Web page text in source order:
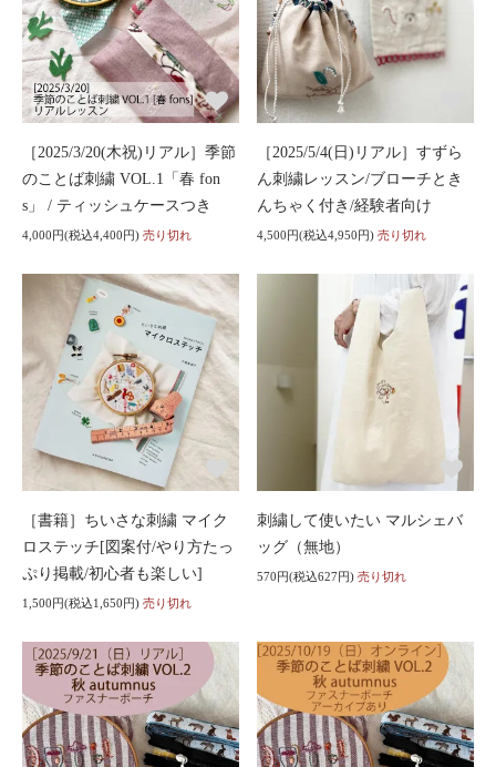
［2025/3/20(木祝)リアル］季節
のことば刺繍 VOL.1「春 fon
s」 / ティッシュケースつき
4,000円(税込4,400円) 売り切れ
［2025/5/4(日)リアル］すずら
ん刺繍レッスン/ブローチとき
んちゃく付き/経験者向け
4,500円(税込4,950円) 売り切れ
［書籍］ちいさな刺繍 マイク
ロステッチ[図案付/やり方たっ
ぷり掲載/初心者も楽しい]
1,500円(税込1,650円) 売り切れ
刺繍して使いたい マルシェバ
ッグ（無地）
570円(税込627円) 売り切れ